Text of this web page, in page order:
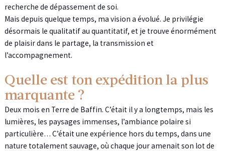
recherche de dépassement de soi.
Mais depuis quelque temps, ma vision a évolué. Je privilégie
désormais le qualitatif au quantitatif, et je trouve énormément
de plaisir dans le partage, la transmission et
l’accompagnement.
Quelle est ton expédition la plus
marquante ?
Deux mois en Terre de Baffin. C’était il y a longtemps, mais les
lumières, les paysages immenses, l’ambiance polaire si
particulière… C’était une expérience hors du temps, dans une
nature totalement sauvage, où chaque jour amenait son lot de